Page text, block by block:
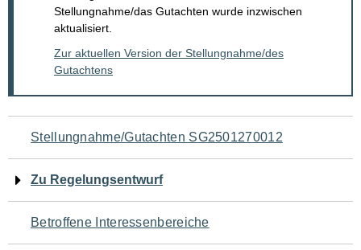
Stellungnahme/das Gutachten wurde inzwischen
aktualisiert.
Zur aktuellen Version der Stellungnahme/des
Gutachtens
Navigation
für
den
Seiteninhalt
Stellungnahme/Gutachten SG2501270012
Zu Regelungsentwurf
Betroffene Interessenbereiche